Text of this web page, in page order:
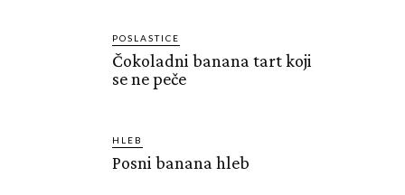
POSLASTICE
Čokoladni banana tart koji
se ne peče
HLEB
Posni banana hleb